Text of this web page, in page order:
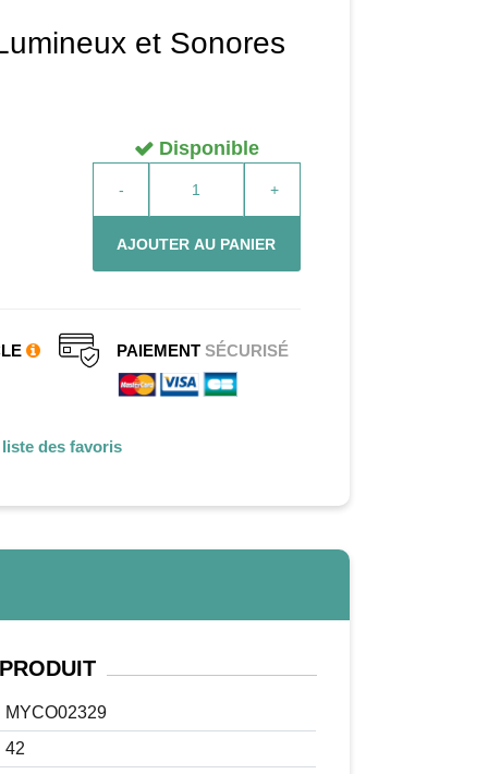
et Sonores
Disponible
- +
AJOUTER AU PANIER
PAIEMENTSÉCURISÉ
des favoris
MYCO02329
42